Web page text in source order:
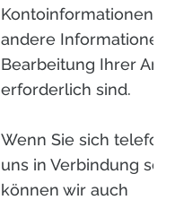
Kontoinformationen
andere
Bearbeitung Ihrer
erforderlich sind.
Wenn Sie sich
uns in Verbindung
können wir auch